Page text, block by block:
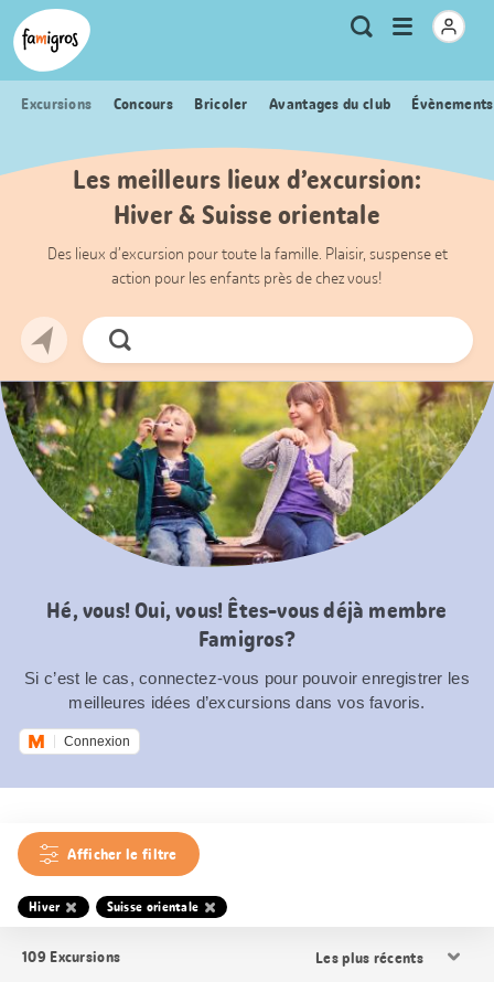
Signets
de
navigation
Header
Logo Métanavigation
RechercheOuvrir
Excursions Concours Bricoler Avantages du club
Les meilleurs lieux d’excursion:
Hiver & Suisse orientale
Des lieux d’excursion pour toute la famille. Plaisir, suspense et
action pour les enfants près de chez vous!
Chercher
Hé, vous! Oui, vous! Êtes-vous déjà membre
Famigros?
Si c’est le cas, connectez-vous pour pouvoir enregistrer les
meilleures idées d’excursions dans vos favoris.
Connexion
Afficher le filtre
Hiver Suisse orientale
109 Excursions
les